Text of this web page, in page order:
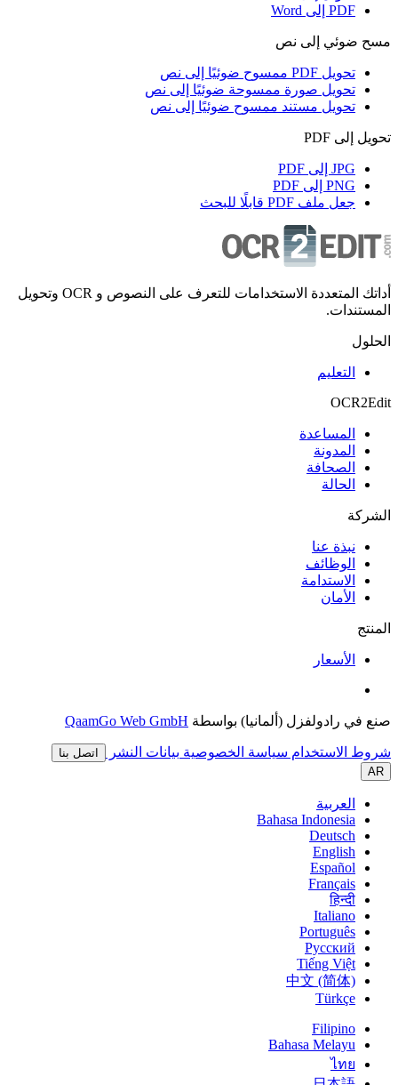
PDF إلى Word
مسح ضوئي إلى نص
تحويل PDF ممسوح ضوئيًا إلى نص
تحويل صورة ممسوحة ضوئيًا إلى نص
تحويل مستند ممسوح ضوئيًا إلى نص
تحويل إلى PDF
JPG إلى PDF
PNG إلى PDF
جعل ملف PDF قابلًا للبحث
أداتك المتعددة الاستخدامات للتعرف على النصوص و OCR وتحويل
المستندات.
الحلول
التعليم
OCR2Edit
المساعدة
المدونة
الصحافة
الحالة
الشركة
نبذة عنا
الوظائف
الاستدامة
الأمان
المنتج
الأسعار
صنع في رادولفزل (ألمانيا) بواسطة QaamGo Web GmbH
شروط الاستخدام سياسة الخصوصية بيانات النشر
اتصل بنا
AR
العربية
Bahasa Indonesia
Deutsch
English
Español
Français
हिन्दी
Italiano
Português
Pусский
Tiếng Việt
中文 (简体)
Türkçe
Filipino
Bahasa Melayu
ไทย